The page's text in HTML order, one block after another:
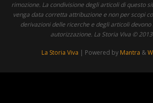
rimozione. La condivisione degli articoli di questo
venga data corretta attribuzione e non per scopi
derivazioni delle ricerche e degli articoli
autorizzazione. La Storia Viva ©
La Storia Viva | Powered by Mantra &